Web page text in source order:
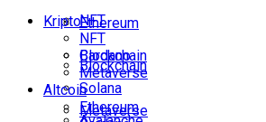
Ethereum
Cardano
Solana
NFT
Blockchain
Metaverse
Kripto
NFT
Blockchain
Metaverse
Altcoin
Ethereum